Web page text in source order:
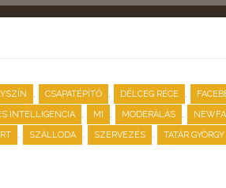
, CSAPATÉPÍTŐ , DÉLCEG RÉCE ,
INTELLIGENCIA , MI , MODERÁLÁS ,
, SZÁLLODA , SZERVEZÉS , TATÁR GYÖRGY